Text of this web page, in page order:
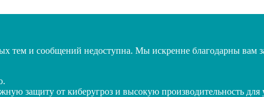
тем и сообщений недоступна. Мы искренне благодарны вам
защиту от киберугроз и высокую производительность для